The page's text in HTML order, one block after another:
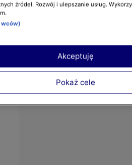
źródeł. Rozwój i ulepszanie usług.
Pokaż cele
Akceptuję